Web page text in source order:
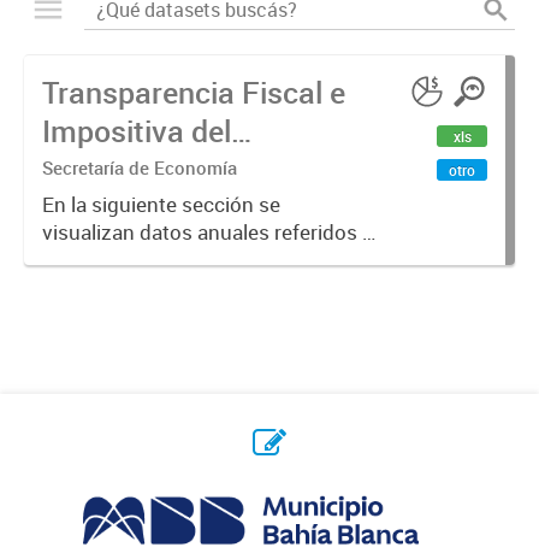
Transparencia Fiscal e
Impositiva del
Municipio. Año 2023
Secretaría de Economía
En la siguiente sección se
visualizan datos anuales referidos a
la transparencia fiscal e impositiva
xls
otro